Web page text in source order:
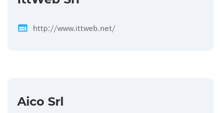
web http://www.ittweb.net/
Aico Srl